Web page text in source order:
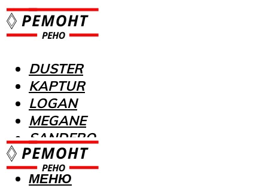
DUSTER
KAPTUR
LOGAN
MEGANE
SANDERO
МЕНЮ